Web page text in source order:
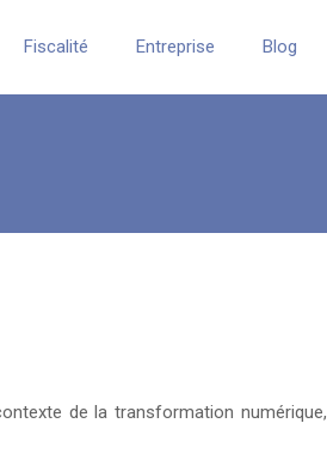
Fiscalité Entreprise Blog
de la transformation numérique,